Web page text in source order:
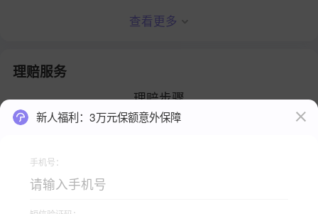
查看更多
理赔服务
理赔步骤
新人福利：3万元保额意外保障
手机号：